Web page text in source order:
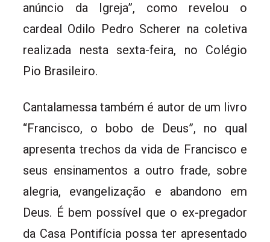
anúncio da Igreja”, como revelou o
cardeal Odilo Pedro Scherer na coletiva
realizada nesta sexta-feira, no Colégio
Pio Brasileiro.
Cantalamessa também é autor de um livro
“Francisco, o bobo de Deus”, no qual
apresenta trechos da vida de Francisco e
seus ensinamentos a outro frade, sobre
alegria, evangelização e abandono em
Deus. É bem possível que o ex-pregador
da Casa Pontifícia possa ter apresentado